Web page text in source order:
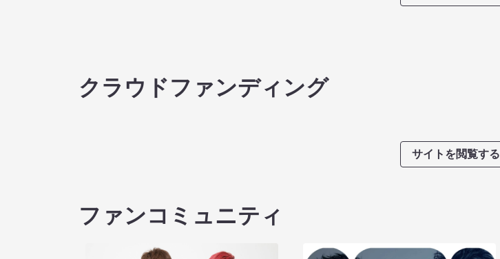
クラウドファンディング
サイトを閲覧する
ファンコミュニティ